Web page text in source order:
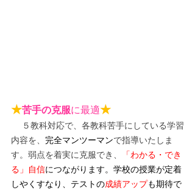
★苦手の克服に最適★
５教科対応で、各教科苦手にしている学習
内容を、 完全マンツーマンで指導いたしま
す。弱点を着実に克服でき、
「わかる・でき
る」自信につながります。 学校の授業が定着
しやくすなり、テストの成績アップも期待で